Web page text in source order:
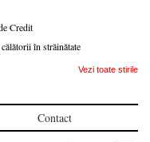
Credit
în străinătate
Vezi toate stirile
Contact